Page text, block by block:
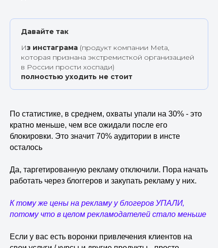
Давайте так
Из инстаграма (продукт компании Meta,
которая признана экстремисткой организацией
в России прости хоспади)
полностью уходить не стоит
По статистике, в среднем, охваты упали на 30% - это
кратно меньше, чем все ожидали после его
блокировки. Это значит 70% аудитории в инсте
осталось
Да, таргетированную рекламу отключили. Пора начать
работать через блоггеров и закупать рекламу у них.
К тому же цены на рекламу у блогеров УПАЛИ,
потому что в целом рекламодателей стало меньше
Если у вас есть воронки привлечения клиентов на